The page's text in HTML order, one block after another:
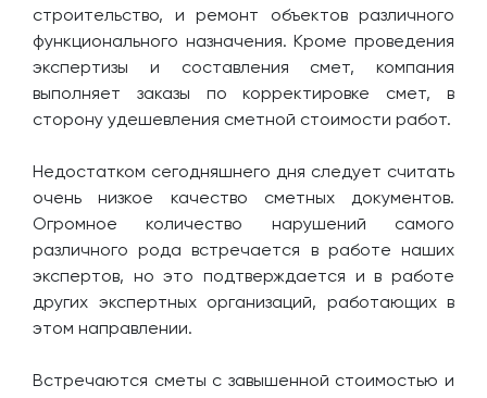
строительство, и ремонт объектов различного
функционального назначения. Кроме проведения
экспертизы и составления смет, компания
выполняет заказы по корректировке смет, в
сторону удешевления сметной стоимости работ.
Недостатком сегодняшнего дня следует считать
очень низкое качество сметных документов.
Огромное количество нарушений самого
различного рода встречается в работе наших
экспертов, но это подтверждается и в работе
других экспертных организаций, работающих в
этом направлении.
Встречаются сметы с завышенной стоимостью и